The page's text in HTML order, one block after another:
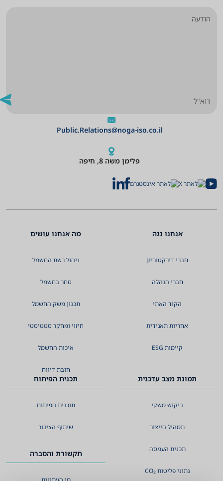
Public.Relations@noga-iso.co.il
פלימן משה 8, חיפה
אנחנו נגה
חברי דירקטוריון
חברי הנהלה
הקוד האתי
אחריות תאגידית
קיימות ESG
מה אנחנו עושים
ניהול רשת החשמל
סחר בחשמל
תכנון משק החשמל
חיזוי ומחקר סטטיסטי
איכות החשמל
חובת דיווח
תמונת מצב עדכנית
ביקוש משקי
תמהיל הייצור
תכנית העמסה
נתוני פליטות CO2
תכנית הפיתוח
תוכנית הפיתוח
שיתוף הציבור
תקשורת והסברה